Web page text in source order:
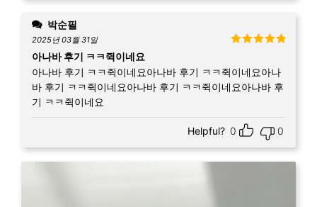
박순필
2025년 03월 31일
아나바 후기 ㅋㅋ쥑이네요
아나바 후기 ㅋㅋ쥑이네요아나바 후기 ㅋㅋ쥑이네요아나
바 후기 ㅋㅋ쥑이네요아나바 후기 ㅋㅋ쥑이네요아나바 후
기 ㅋㅋ쥑이네요
Helpful? 0 0